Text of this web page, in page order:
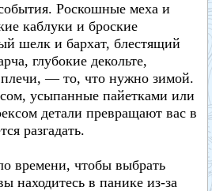
Роскошные меха и
каблуки и броские
шелк и бархат, блестящий
глубокие декольте,
— то, что нужно зимой.
усыпанные пайетками или
детали превращают вас в
разгадать.
времени, чтобы выбрать
находитесь в панике из-за